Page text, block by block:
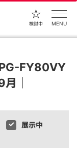
検討中 MENU
FY80VY
｜
展示中